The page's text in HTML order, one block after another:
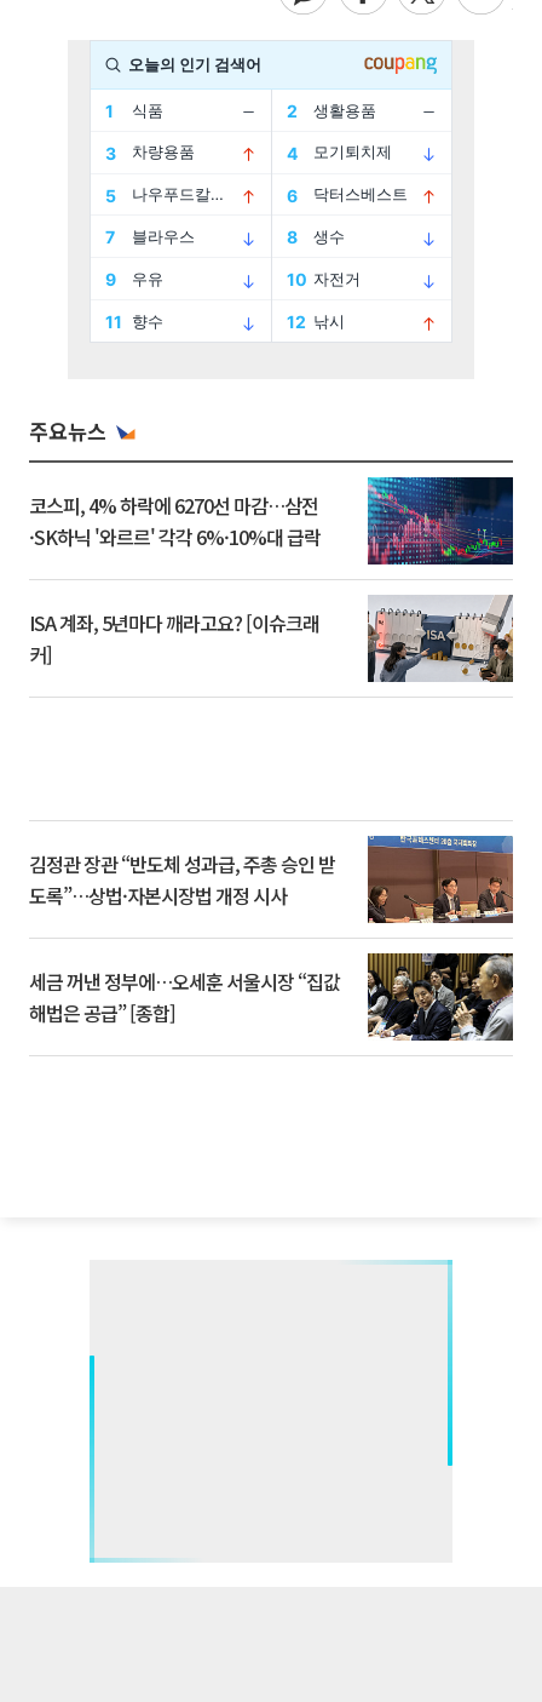
주요뉴스
코스피, 4% 하락에 6270선 마감…삼전
·SK하닉 '와르르' 각각 6%·10%대 급락
ISA 계좌, 5년마다 깨라고요? [이슈크래
커]
김정관 장관 “반도체 성과급, 주총 승인 받
도록”…상법·자본시장법 개정 시사
세금 꺼낸 정부에…오세훈 서울시장 “집값
해법은 공급” [종합]